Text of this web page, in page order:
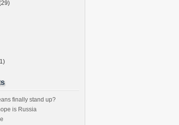
finally stand up?
is Russia